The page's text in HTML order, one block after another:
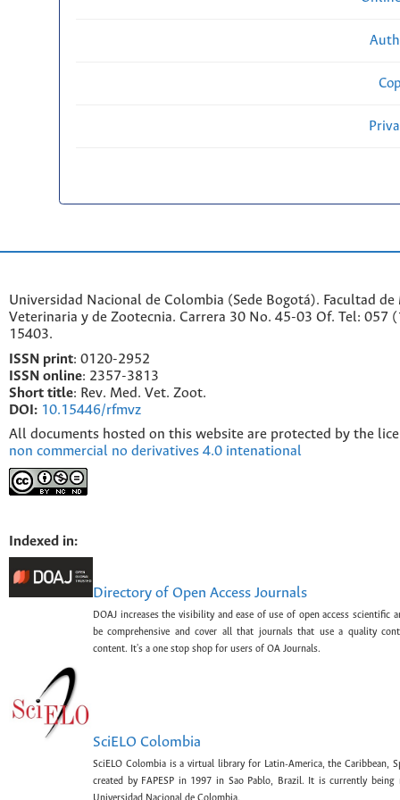
Universidad Nacional de Colombia (Sede Bogotá). Facultad de
Veterinaria y de Zootecnia. Carrera 30 No. 45-03 Of. Tel: 057
15403.
ISSN print: 0120-2952
SSN online: 2357-3813
Short title: Rev. Med. Vet. Zoot.
DOI: 10.15446/rfmvz
All documents hosted on this website are protected by the
non commercial no derivatives 4.0 intenational
Indexed in:
Directory of Open Access Journals
DOAJ increases the visibility and ease of use of open access scientific
be comprehensive and cover all that journals that use a quality
content. It's a one stop shop for users of OA Journals.
SciELO Colombia
SciELO Colombia is a virtual library for Latin-America, the Caribbean,
created by FAPESP in 1997 in Sao Pablo, Brazil. It is currently being